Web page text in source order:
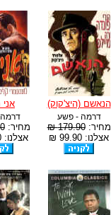
הנאשם (היצ'קוק)
דרמה - פשע
מחיר:179.90 ₪
אצלנו: 99.90 ₪
אני
מחיר:
אצלנו: 99.90 ₪